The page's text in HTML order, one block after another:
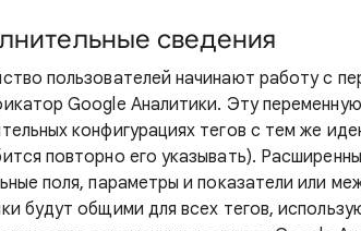
сведения
пользователей начинают работу с
Google Аналитики. Эту
конфигурациях тегов с тем же
повторно его указывать).
поля, параметры и показатели или
будут общими для всех тегов,